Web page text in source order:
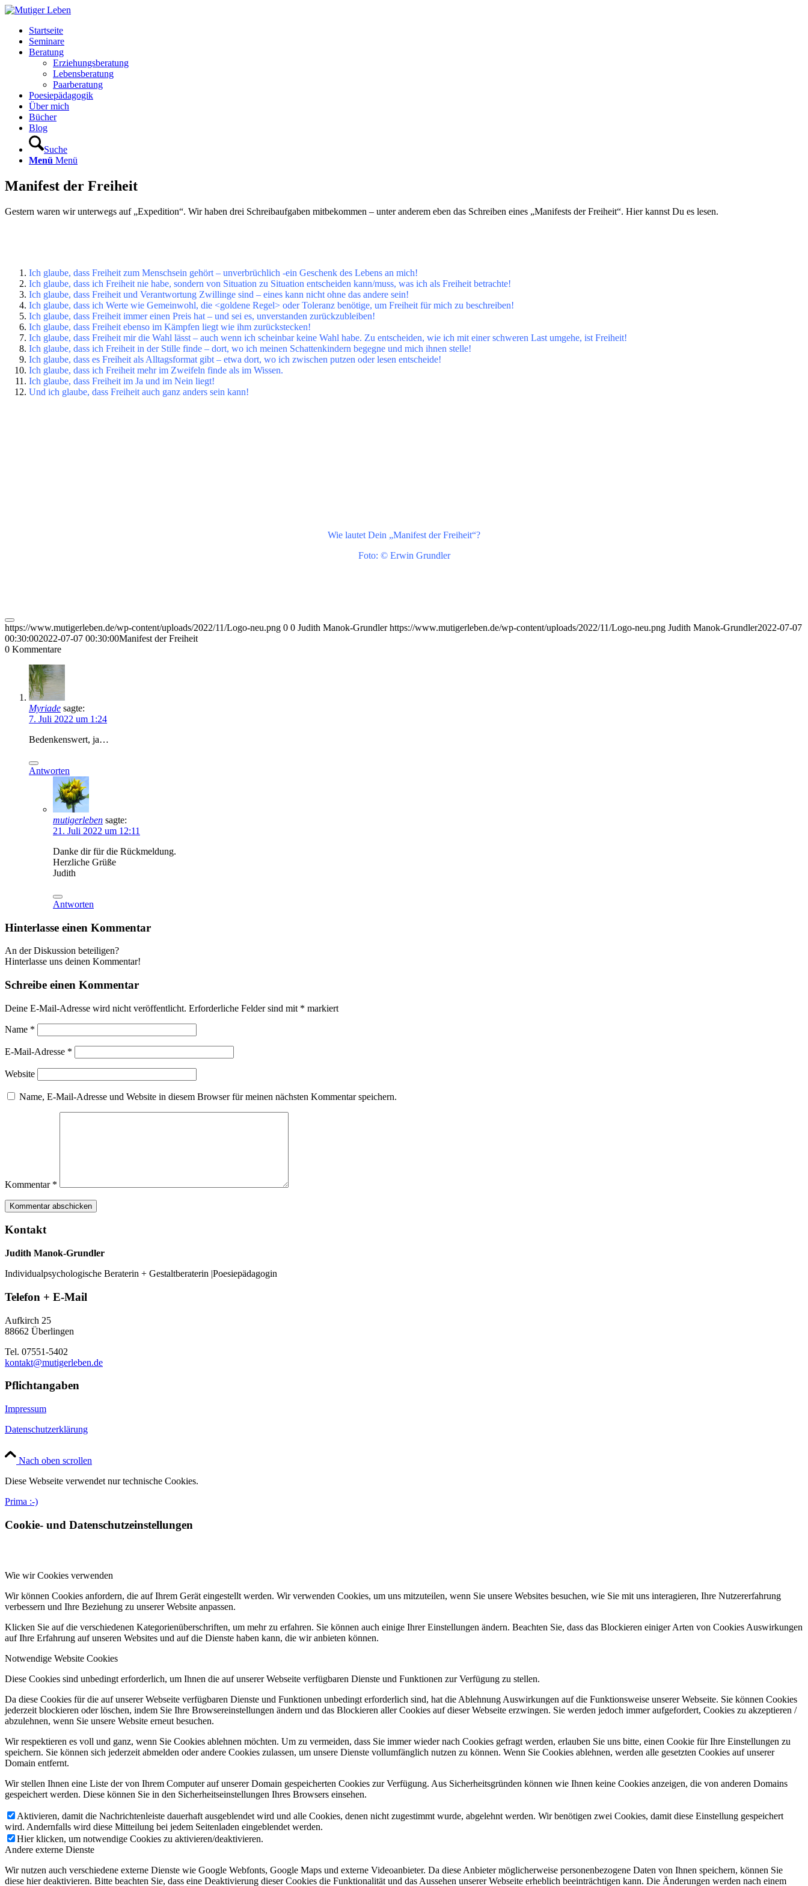
Startseite
Seminare
Beratung
Erziehungsberatung
Lebensberatung
Paarberatung
Poesiepädagogik
Über mich
Bücher
Blog
Suche
Menü Menü
Manifest der Freiheit
Gestern waren wir unterwegs auf „Expedition“. Wir haben drei Schreibaufgaben mitbekommen – unter anderem eben das Schreiben eines „Manifests der Freiheit“. Hier kannst Du es lesen.
Ich glaube, dass Freiheit zum Menschsein gehört – unverbrüchlich -ein Geschenk des Lebens an mich!
Ich glaube, dass ich Freiheit nie habe, sondern von Situation zu Situation entscheiden kann/muss, was ich als Freiheit betrachte!
Ich glaube, dass Freiheit und Verantwortung Zwillinge sind – eines kann nicht ohne das andere sein!
Ich glaube, dass ich Werte wie Gemeinwohl, die <goldene Regel> oder Toleranz benötige, um Freiheit für mich zu beschreiben!
Ich glaube, dass Freiheit immer einen Preis hat – und sei es, unverstanden zurückzubleiben!
Ich glaube, dass Freiheit ebenso im Kämpfen liegt wie ihm zurückstecken!
Ich glaube, dass Freiheit mir die Wahl lässt – auch wenn ich scheinbar keine Wahl habe. Zu entscheiden, wie ich mit einer schweren Last umgehe, ist Freiheit!
Ich glaube, dass ich Freiheit in der Stille finde – dort, wo ich meinen Schattenkindern begegne und mich ihnen stelle!
Ich glaube, dass es Freiheit als Alltagsformat gibt – etwa dort, wo ich zwischen putzen oder lesen entscheide!
Ich glaube, dass ich Freiheit mehr im Zweifeln finde als im Wissen.
Ich glaube, dass Freiheit im Ja und im Nein liegt!
Und ich glaube, dass Freiheit auch ganz anders sein kann!
Wie lautet Dein „Manifest der Freiheit“?
Foto: © Erwin Grundler
https://www.mutigerleben.de/wp-content/uploads/2022/11/Logo-neu.png 0 0 Judith Manok-Grundler https://www.mutigerleben.de/wp-content/uploads/2022/11/Logo-neu.png Judith Manok-Grundler2022-07-07
00:30:002022-07-07 00:30:00Manifest der Freiheit
0 Kommentare
Myriade sagte:
7. Juli 2022 um 1:24
Bedenkenswert, ja…
Antworten
mutigerleben sagte:
21. Juli 2022 um 12:11
Danke dir für die Rückmeldung.
Herzliche Grüße
Judith
Antworten
Hinterlasse einen Kommentar
An der Diskussion beteiligen?
Hinterlasse uns deinen Kommentar!
Schreibe einen Kommentar
Deine E-Mail-Adresse wird nicht veröffentlicht. Erforderliche Felder sind mit * markiert
Name *
E-Mail-Adresse *
Website
Name, E-Mail-Adresse und Website in diesem Browser für meinen nächsten Kommentar speichern.
Kommentar *
Kontakt
Judith Manok-Grundler
Individualpsychologische Beraterin + Gestaltberaterin |Poesiepädagogin
Telefon + E-Mail
Aufkirch 25
88662 Überlingen
Tel. 07551-5402
kontakt@mutigerleben.de
Pflichtangaben
Impressum
Datenschutzerklärung
Nach oben scrollen
Diese Webseite verwendet nur technische Cookies.
Prima :-)
Cookie- und Datenschutzeinstellungen
Wie wir Cookies verwenden
Wir können Cookies anfordern, die auf Ihrem Gerät eingestellt werden. Wir verwenden Cookies, um uns mitzuteilen, wenn Sie unsere Websites besuchen, wie Sie mit uns interagieren, Ihre Nutzererfahrung
verbessern und Ihre Beziehung zu unserer Website anpassen.
Klicken Sie auf die verschiedenen Kategorienüberschriften, um mehr zu erfahren. Sie können auch einige Ihrer Einstellungen ändern. Beachten Sie, dass das Blockieren einiger Arten von Cookies Auswirkungen
auf Ihre Erfahrung auf unseren Websites und auf die Dienste haben kann, die wir anbieten können.
Notwendige Website Cookies
Diese Cookies sind unbedingt erforderlich, um Ihnen die auf unserer Webseite verfügbaren Dienste und Funktionen zur Verfügung zu stellen.
Da diese Cookies für die auf unserer Webseite verfügbaren Dienste und Funktionen unbedingt erforderlich sind, hat die Ablehnung Auswirkungen auf die Funktionsweise unserer Webseite. Sie können Cookies
jederzeit blockieren oder löschen, indem Sie Ihre Browsereinstellungen ändern und das Blockieren aller Cookies auf dieser Webseite erzwingen. Sie werden jedoch immer aufgefordert, Cookies zu akzeptieren /
abzulehnen, wenn Sie unsere Website erneut besuchen.
Wir respektieren es voll und ganz, wenn Sie Cookies ablehnen möchten. Um zu vermeiden, dass Sie immer wieder nach Cookies gefragt werden, erlauben Sie uns bitte, einen Cookie für Ihre Einstellungen zu
speichern. Sie können sich jederzeit abmelden oder andere Cookies zulassen, um unsere Dienste vollumfänglich nutzen zu können. Wenn Sie Cookies ablehnen, werden alle gesetzten Cookies auf unserer
Domain entfernt.
Wir stellen Ihnen eine Liste der von Ihrem Computer auf unserer Domain gespeicherten Cookies zur Verfügung. Aus Sicherheitsgründen können wie Ihnen keine Cookies anzeigen, die von anderen Domains
gespeichert werden. Diese können Sie in den Sicherheitseinstellungen Ihres Browsers einsehen.
Aktivieren, damit die Nachrichtenleiste dauerhaft ausgeblendet wird und alle Cookies, denen nicht zugestimmt wurde, abgelehnt werden. Wir benötigen zwei Cookies, damit diese Einstellung gespeichert
wird. Andernfalls wird diese Mitteilung bei jedem Seitenladen eingeblendet werden.
Hier klicken, um notwendige Cookies zu aktivieren/deaktivieren.
Andere externe Dienste
Wir nutzen auch verschiedene externe Dienste wie Google Webfonts, Google Maps und externe Videoanbieter. Da diese Anbieter möglicherweise personenbezogene Daten von Ihnen speichern, können Sie
diese hier deaktivieren. Bitte beachten Sie, dass eine Deaktivierung dieser Cookies die Funktionalität und das Aussehen unserer Webseite erheblich beeinträchtigen kann. Die Änderungen werden nach einem